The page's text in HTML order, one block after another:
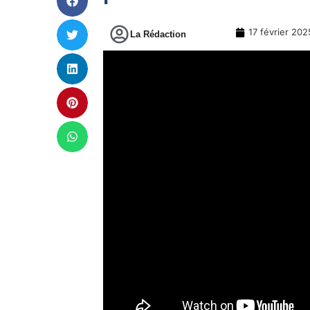
La Rédaction 17 février